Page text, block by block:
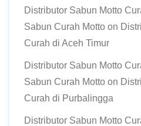
Distributor Sabun Motto
Sabun Curah Motto on
Curah di Aceh Timur
Distributor Sabun Motto
Sabun Curah Motto on
Curah di Purbalingga
Distributor Sabun Motto